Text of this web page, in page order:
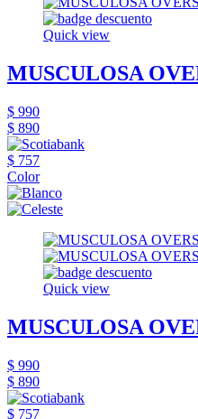
Quick view
MUSCULOSA
$ 990
$ 890
$ 757
Color
Quick view
MUSCULOSA
$ 990
$ 890
$ 757